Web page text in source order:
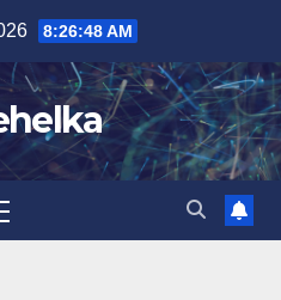
8:26:49 AM